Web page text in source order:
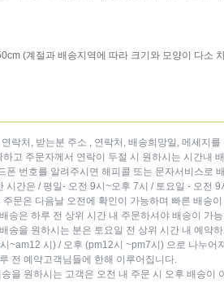
(계절과 배송지역에 따라 크기와 모양이 다소
락처, 받는분 주소 , 연락처, 배송희망일, 메세지를
고 주문자께서 연락이 두절 시 원하시는 시간내
폰 번호를 알려주시면 해피콜 또는 문자서비스로
시간은 / 평일- 오전 9시~오후 7시 / 토요일 - 오전
문은 다음날 오전에 확인이 가능하며 빠른 배송
송은 하루 전 상위 시간 내 주문하셔야 배송이 가
송을 원하시는 분은 토요일 전 상위 시간 내 예약
~am12 시) / 오후 (pm12시 ~pm7시) 으로 나누어
전 예약고객님들에 한해 이루어집니다.
을 원하시는 고객은 오전 내 주문 시 오후 배송이